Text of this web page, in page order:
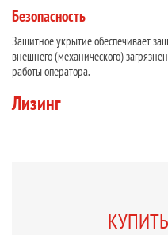
Безопасность
Защитное укрытие обеспечивает
внешнего (механического)
работы оператора.
Лизинг